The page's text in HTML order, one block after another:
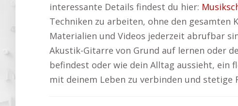
interessante Details findest du hier:
Techniken zu arbeiten, ohne den gesamten
Materialien und Videos jederzeit abrufbar
Akustik-Gitarre von Grund auf lernen oder
befindest oder wie dein Alltag aussieht, ein
mit deinem Leben zu verbinden und stetige